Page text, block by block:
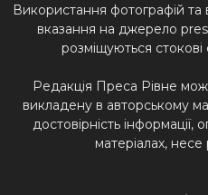
Використання фотографій та
вказання на джерело
розміщуються
Редакція Преса Рівне
викладену в авторському
достовірність
матеріалах,